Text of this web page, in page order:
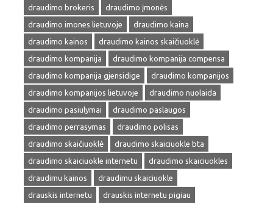
draudimo brokeris
draudimo įmonės
draudimo imones lietuvoje
draudimo kaina
draudimo kainos
draudimo kainos skaičiuoklė
draudimo kompanija
draudimo kompanija compensa
draudimo kompanija gjensidige
draudimo kompanijos
draudimo kompanijos lietuvoje
draudimo nuolaida
draudimo pasiulymai
draudimo paslaugos
draudimo perrasymas
draudimo polisas
draudimo skaičiuoklė
draudimo skaiciuokle bta
draudimo skaiciuokle internetu
draudimo skaiciuokles
draudimu kainos
draudimu skaiciuokle
drauskis internetu
drauskis internetu pigiau